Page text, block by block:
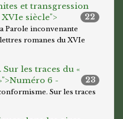
et transgression
siècle">
22
Parole inconvenante
romanes du XVIe
les traces du «
23
Numéro 6 -
Sur les traces